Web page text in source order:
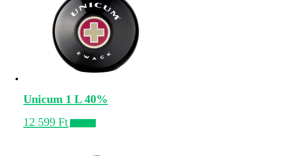
Unicum 1 L 40%
12 599 Ft